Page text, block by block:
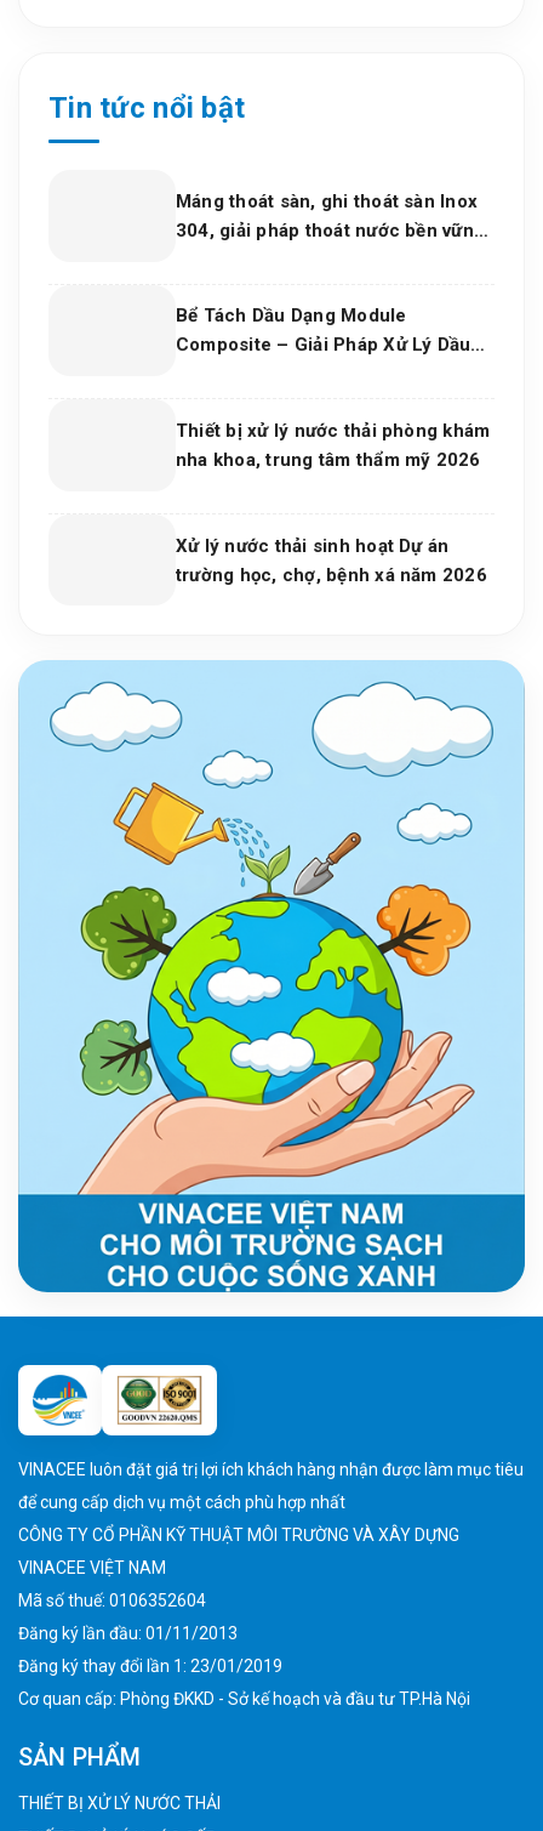
Tin tức nổi bật
Máng thoát sàn, ghi thoát sàn Inox
304, giải pháp thoát nước bền vững
Bể Tách Dầu Dạng Module
Composite – Giải Pháp Xử Lý Dầu
Thiết bị xử lý nước thải phòng khám
nha khoa, trung tâm thẩm mỹ 2026
Xử lý nước thải sinh hoạt Dự án
trường học, chợ, bệnh xá năm 2026
VINACEE luôn đặt giá trị lợi ích khách hàng nhận được làm mục tiêu
để cung cấp dịch vụ một cách phù hợp nhất
CÔNG TY CỔ PHẦN KỸ THUẬT MÔI TRƯỜNG VÀ XÂY DỰNG
VINACEE VIỆT NAM
Mã số thuế: 0106352604
Đăng ký lần đầu: 01/11/2013
Đăng ký thay đổi lần 1: 23/01/2019
Cơ quan cấp: Phòng ĐKKD - Sở kế hoạch và đầu tư TP.Hà Nội
SẢN PHẨM
THIẾT BỊ XỬ LÝ NƯỚC THẢI